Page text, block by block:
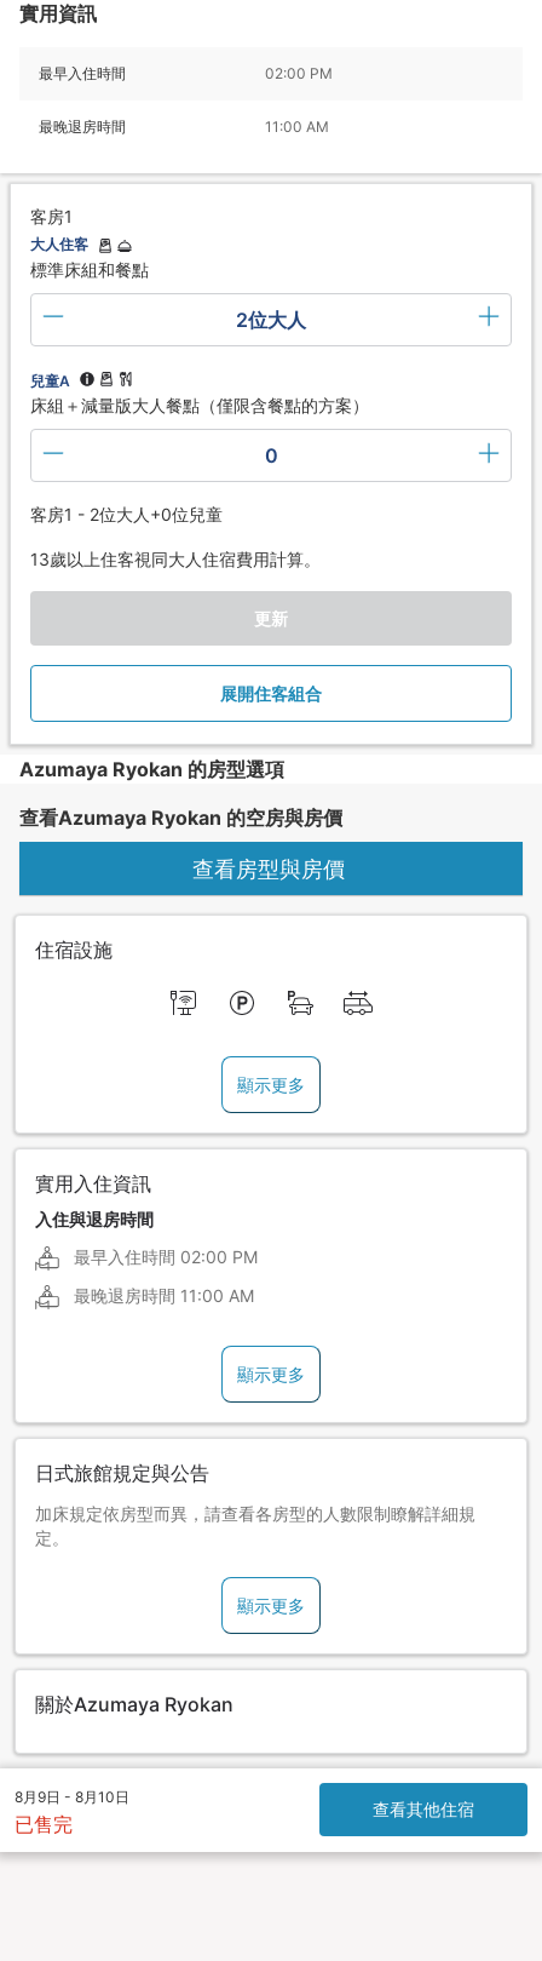
實用資訊
最早入住時間 02:00 PM
最晚退房時間 11:00 AM
客房1
大人住客
標準床組和餐點
2位大人
兒童A
床組＋減量版大人餐點（僅限含餐點的方案）
0
客房1 - 2位大人+0位兒童
13歲以上住客視同大人住宿費用計算。
更新
展開住客組合
Azumaya Ryokan 的房型選項
查看Azumaya Ryokan 的空房與房價
查看房型與房價
住宿設施
顯示更多
實用入住資訊
入住與退房時間
最早入住時間 02:00 PM
最晚退房時間 11:00 AM
顯示更多
日式旅館規定與公告
加床規定依房型而異，請查看各房型的人數限制瞭解詳細規
定。
顯示更多
關於Azumaya Ryokan
8月9日 - 8月10日
已售完
查看其他住宿